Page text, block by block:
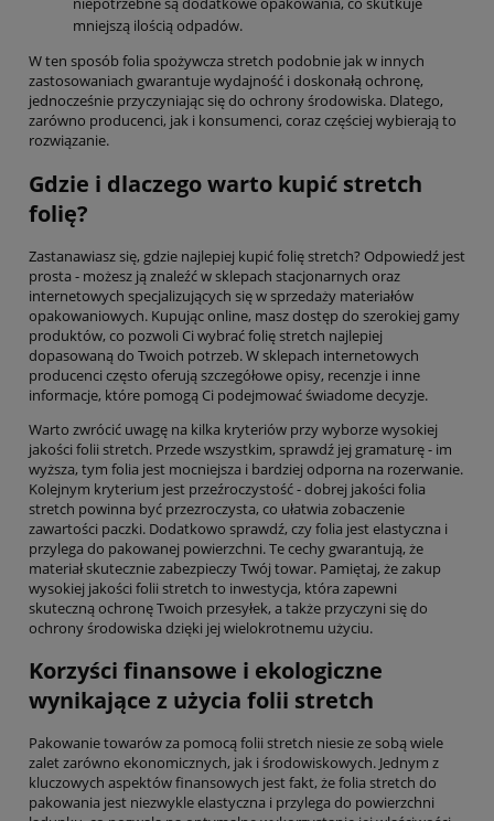
mniejszą ilością odpadów.
W ten sposób folia spożywcza stretch podobnie jak w innych
zastosowaniach gwarantuje wydajność i doskonałą ochronę,
jednocześnie przyczyniając się do ochrony środowiska. Dlatego,
zarówno producenci, jak i konsumenci, coraz częściej wybierają to
rozwiązanie.
Gdzie i dlaczego warto kupić stretch
folię?
Zastanawiasz się, gdzie najlepiej kupić folię stretch? Odpowiedź jest
prosta - możesz ją znaleźć w sklepach stacjonarnych oraz
internetowych specjalizujących się w sprzedaży materiałów
opakowaniowych. Kupując online, masz dostęp do szerokiej gamy
produktów, co pozwoli Ci wybrać folię stretch najlepiej
dopasowaną do Twoich potrzeb. W sklepach internetowych
producenci często oferują szczegółowe opisy, recenzje i inne
informacje, które pomogą Ci podejmować świadome decyzje.
Warto zwrócić uwagę na kilka kryteriów przy wyborze wysokiej
jakości folii stretch. Przede wszystkim, sprawdź jej gramaturę - im
wyższa, tym folia jest mocniejsza i bardziej odporna na rozerwanie.
Kolejnym kryterium jest przeźroczystość - dobrej jakości folia
stretch powinna być przezroczysta, co ułatwia zobaczenie
zawartości paczki. Dodatkowo sprawdź, czy folia jest elastyczna i
przylega do pakowanej powierzchni. Te cechy gwarantują, że
materiał skutecznie zabezpieczy Twój towar. Pamiętaj, że zakup
wysokiej jakości folii stretch to inwestycja, która zapewni
skuteczną ochronę Twoich przesyłek, a także przyczyni się do
ochrony środowiska dzięki jej wielokrotnemu użyciu.
Korzyści finansowe i ekologiczne
wynikające z użycia folii stretch
Pakowanie towarów za pomocą folii stretch niesie ze sobą wiele
zalet zarówno ekonomicznych, jak i środowiskowych. Jednym z
kluczowych aspektów finansowych jest fakt, że folia stretch do
pakowania jest niezwykle elastyczna i przylega do powierzchni